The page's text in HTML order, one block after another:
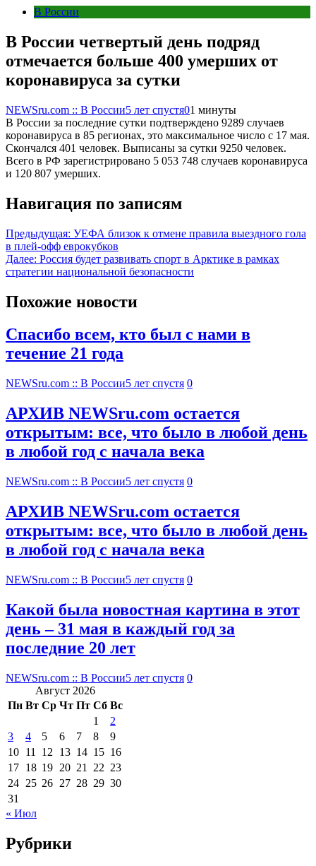
В России
В России четвертый день подряд
отмечается больше 400 умерших от
коронавируса за сутки
NEWSru.com :: В России5 лет спустя01 минуты
В России за последние сутки подтверждено 9289 случаев
коронавируса в 85 регионах, это максимальное число с 17 мая.
Скончался 401 человек. Выписаны за сутки 9250 человек.
Всего в РФ зарегистрировано 5 053 748 случаев коронавируса
и 120 807 умерших.
Навигация по записям
Предыдущая: УЕФА близок к отмене правила выездного гола
в плей-офф еврокубков
Далее: Россия будет развивать спорт в Арктике в рамках
стратегии национальной безопасности
Похожие новости
Спасибо всем, кто был с нами в
течение 21 года
NEWSru.com :: В России5 лет спустя 0
АРХИВ NEWSru.com остается
открытым: все, что было в любой день
в любой год с начала века
NEWSru.com :: В России5 лет спустя 0
АРХИВ NEWSru.com остается
открытым: все, что было в любой день
в любой год с начала века
NEWSru.com :: В России5 лет спустя 0
Какой была новостная картина в этот
день – 31 мая в каждый год за
последние 20 лет
NEWSru.com :: В России5 лет спустя 0
Август 2026
Пн Вт Ср Чт Пт Сб Вс
1
2
3
4 5 6 7 8
9
10 11 12 13 14 15 16
17 18 19 20 21 22 23
24 25 26 27 28 29 30
31
« Июл
Рубрики